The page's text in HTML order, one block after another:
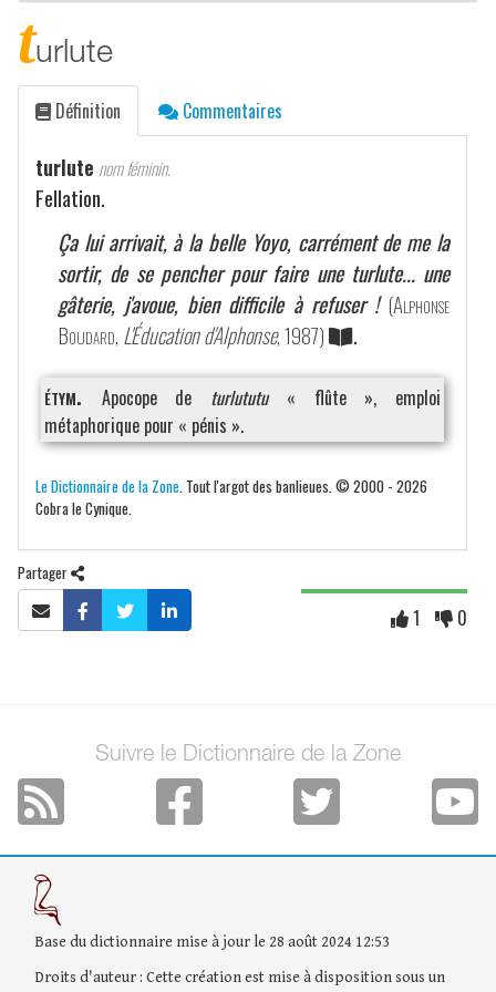
turlute
Définition Commentaires
turlute nom féminin.
Fellation.
Ça lui arrivait, à la belle Yoyo, carrément de me la
sortir, de se pencher pour faire une turlute... une
gâterie, j'avoue, bien difficile à refuser ! (Alphonse
Boudard, L'Éducation d'Alphonse, 1987)
.
étym.
Apocope de turlututu« flûte », emploi
métaphorique pour « pénis ».
Le Dictionnaire de la Zone . Tout l'argot des banlieues. © 2000 - 2026
Cobra le Cynique.
Partager
1 0
Suivre le Dictionnaire de la Zone
Base du dictionnaire mise à jour le 28 août 2024 12:53
Droits d'auteur : Cette création est mise à disposition sous un